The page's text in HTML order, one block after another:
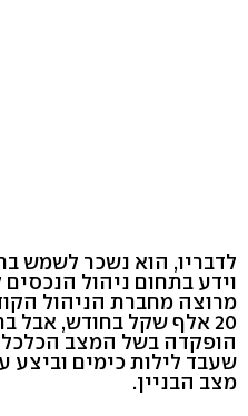
לדבריו, הוא נשכר לשמש
וידע בתחום ניהול
מרוצה מחברת הניהול
20 אלף שקל בחודש,
הופקדה בשל המצב
שעבד לילות כימים וביצע
מצב הבניין.